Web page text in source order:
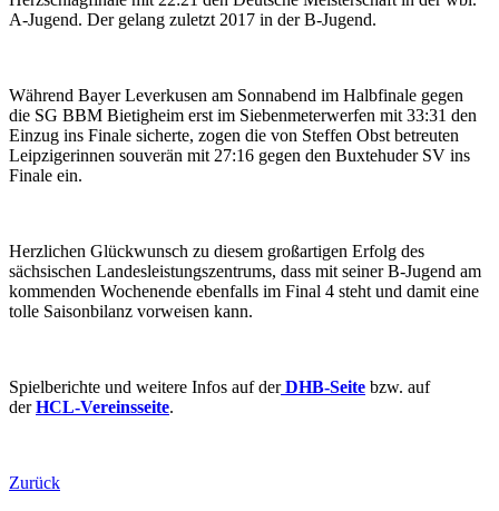
A-Jugend. Der gelang zuletzt 2017 in der B-Jugend.
Während Bayer Leverkusen am Sonnabend im Halbfinale gegen
die SG BBM Bietigheim erst im Siebenmeterwerfen mit 33:31 den
Einzug ins Finale sicherte, zogen die von Steffen Obst betreuten
Leipzigerinnen souverän mit 27:16 gegen den Buxtehuder SV ins
Finale ein.
Herzlichen Glückwunsch zu diesem großartigen Erfolg des
sächsischen Landesleistungszentrums, dass mit seiner B-Jugend am
kommenden Wochenende ebenfalls im Final 4 steht und damit eine
tolle Saisonbilanz vorweisen kann.
Spielberichte und weitere Infos auf derDHB-Seite bzw. auf
derHCL-Vereinsseite.
Zurück